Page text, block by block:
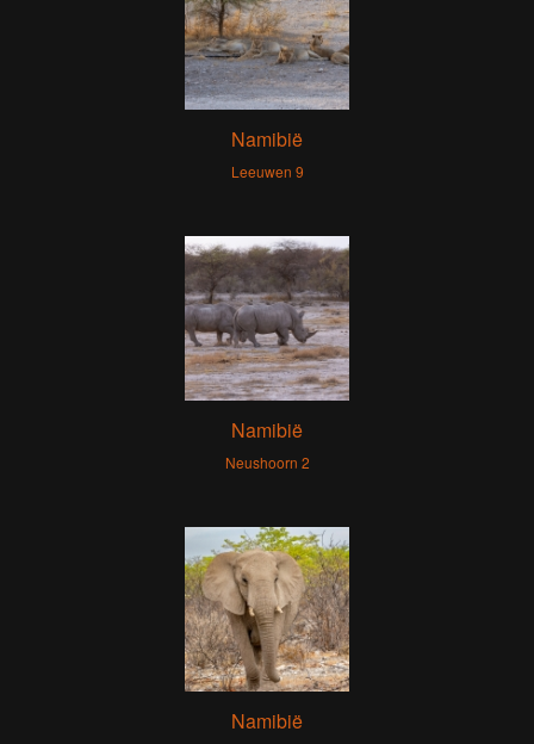
Namibië
Leeuwen 9
Namibië
Neushoorn 2
Namibië